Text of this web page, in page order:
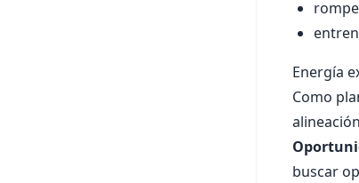
Energía
Como
buscar